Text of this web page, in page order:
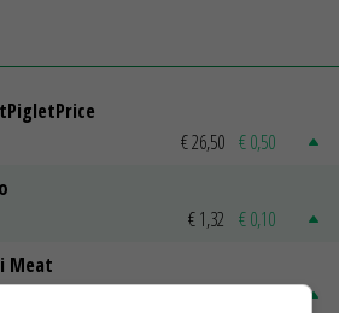
€ 26,50 € 0,50
€ 1,32 € 0,10
Meat